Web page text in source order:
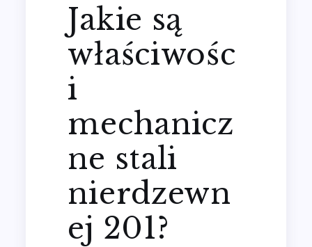
Jakie są
właściwośc
i
mechanicz
ne stali
nierdzewn
ej 201?